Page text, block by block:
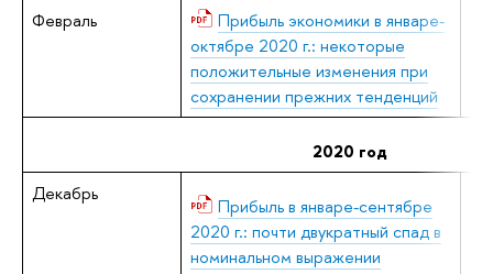
Февраль
Прибыль экономики в январе-
октябре 2020 г.: некоторые
положительные изменения при
сохранении прежних тенденций
2020 год
Декабрь
Прибыль в январе-сентябре
2020 г.: почти двукратный спад в
номинальном выражении